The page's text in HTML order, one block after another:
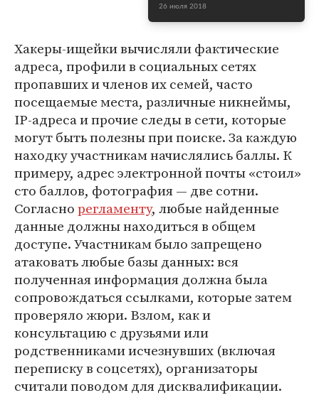
26 июля 2018
Хакеры-ищейки вычисляли фактические
адреса, профили в социальных сетях
пропавших и членов их семей, часто
посещаемые места, различные никнеймы,
IP-адреса и прочие следы в сети, которые
могут быть полезны при поиске. За каждую
находку участникам начислялись баллы. К
примеру, адрес электронной почты «стоил»
сто баллов, фотография — две сотни.
Согласнорегламенту, любые найденные
данные должны находиться в общем
доступе. Участникам было запрещено
атаковать любые базы данных: вся
полученная информация должна была
сопровождаться ссылками, которые затем
проверяло жюри. Взлом, как и
консультацию с друзьями или
родственниками исчезнувших (включая
переписку в соцсетях), организаторы
считали поводом для дисквалификации.